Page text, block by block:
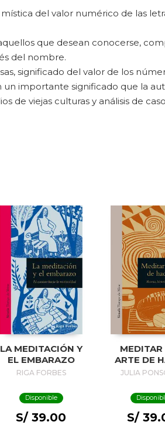
del valor numérico de las
que desean conocerse,
del nombre.
significado del valor de los
importante significado que la
de viejas culturas y análisis de
LA MEDITACIÓN Y
EL EMBARAZO
RIGA FORBES
Disponible
S/ 39.00
MEDITAR
ARTE DE
PAN
JULIA
S/